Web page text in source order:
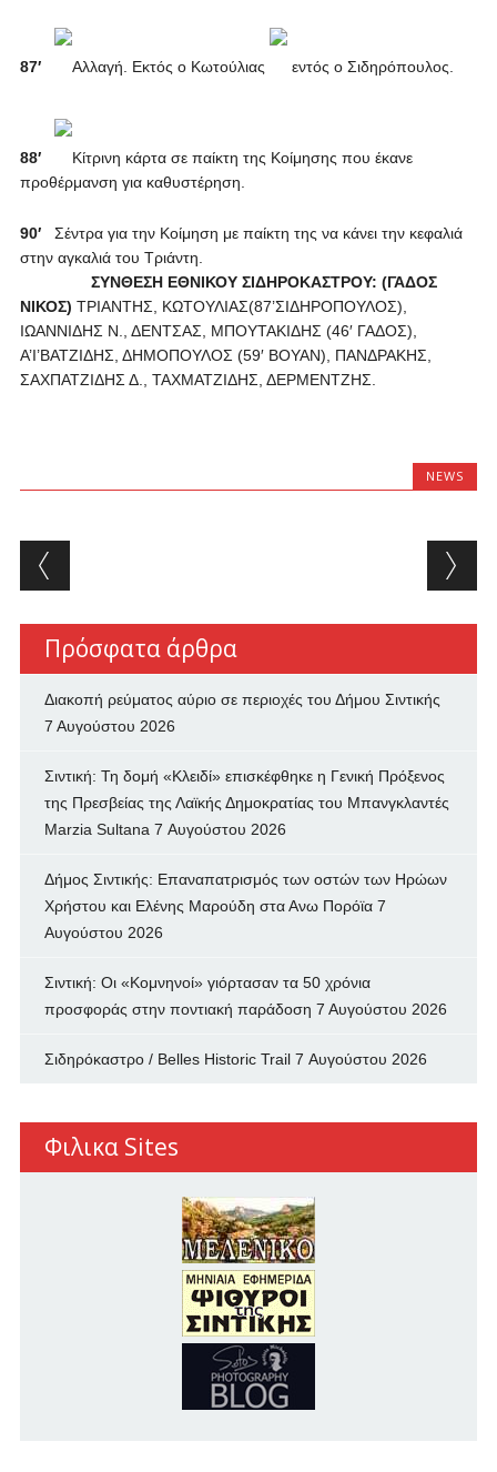
87′ Αλλαγή. Εκτός ο Κωτούλιας εντός ο Σιδηρόπουλος.
88′
Κίτρινη κάρτα σε παίκτη της Κοίμησης που έκανε
προθέρμανση για καθυστέρηση.
90′Σέντρα για την Κοίμηση με παίκτη της να κάνει την κεφαλιά
στην αγκαλιά του Τριάντη.
ΣΥΝΘΕΣΗ ΕΘΝΙΚΟΥ ΣΙΔΗΡΟΚΑΣΤΡΟΥ: (ΓΑΔΟΣ
ΝΙΚΟΣ) ΤΡΙΑΝΤΗΣ, ΚΩΤΟΥΛΙΑΣ(87’ΣΙΔΗΡΟΠΟΥΛΟΣ),
ΙΩΑΝΝΙΔΗΣ Ν., ΔΕΝΤΣΑΣ, MΠΟΥΤΑΚΙΔΗΣ (46′ ΓΑΔΟΣ),
Α’Ι’ΒΑΤΖΙΔΗΣ, ΔΗΜΟΠΟΥΛΟΣ (59′ ΒΟΥΑΝ), ΠΑΝΔΡΑΚΗΣ,
ΣΑΧΠΑΤΖΙΔΗΣ Δ., ΤΑΧΜΑΤΖΙΔΗΣ, ΔΕΡΜΕΝΤΖΗΣ.
NEWS
Post navigation
Πρόσφατα άρθρα
Διακοπή ρεύματος αύριο σε περιοχές του Δήμου Σιντικής
7 Αυγούστου 2026
Σιντική: Τη δομή «Κλειδί» επισκέφθηκε η Γενική Πρόξενος
της Πρεσβείας της Λαϊκής Δημοκρατίας του Μπανγκλαντές
Marzia Sultana 7 Αυγούστου 2026
Δήμος Σιντικής: Επαναπατρισμός των oστών των Ηρώων
Χρήστου και Ελένης Μαρούδη στα Ανω Πορόϊα 7
Αυγούστου 2026
Σιντική: Οι «Κομνηνοί» γιόρτασαν τα 50 χρόνια
προσφοράς στην ποντιακή παράδοση 7 Αυγούστου 2026
Σιδηρόκαστρο / Belles Historic Trail 7 Αυγούστου 2026
Φιλικα Sites